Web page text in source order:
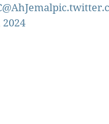
@AhJemal
2024